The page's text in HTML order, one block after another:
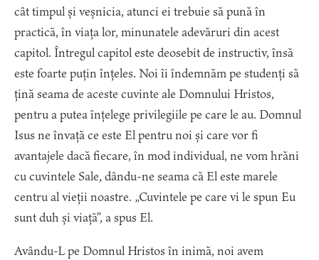
cât timpul și veșnicia, atunci ei trebuie să pună în
practică, în viața lor, minunatele adevăruri din acest
capitol. Întregul capitol este deosebit de instructiv, însă
este foarte puțin înțeles. Noi îi îndemnăm pe studenți să
țină seama de aceste cuvinte ale Domnului Hristos,
pentru a putea înțelege privilegiile pe care le au. Domnul
Isus ne învață ce este El pentru noi și care vor fi
avantajele dacă fiecare, în mod individual, ne vom hrăni
cu cuvintele Sale, dându-ne seama că El este marele
centru al vieții noastre. „Cuvintele pe care vi le spun Eu
sunt duh și viață”, a spus El.
Avându-L pe Domnul Hristos în inimă, noi avem